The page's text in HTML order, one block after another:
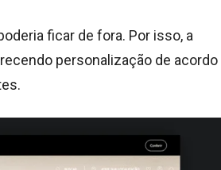
ficar de fora. Por isso, a
personalização de acordo